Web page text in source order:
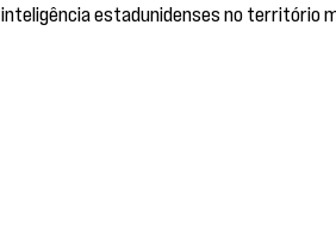
inteligência estadunidenses no território